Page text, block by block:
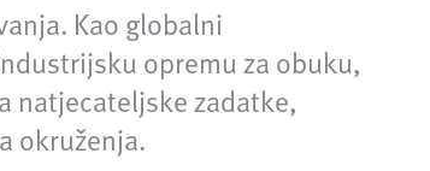
Kao globalni
opremu za obuku,
natjecateljske zadatke,
okruženja.